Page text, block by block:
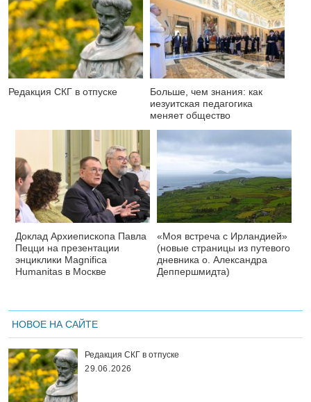
Редакция СКГ в отпуске
Больше, чем знания: как
иезуитская педагогика
меняет общество
Доклад Архиепископа Павла
Пецци на презентации
энциклики Magnifica
Нumanitas в Москве
«Моя встреча с Ирландией»
(новые страницы из путевого
дневника о. Александра
Деппершмидта)
НОВОЕ НА САЙТЕ
Редакция СКГ в отпуске
29.06.2026